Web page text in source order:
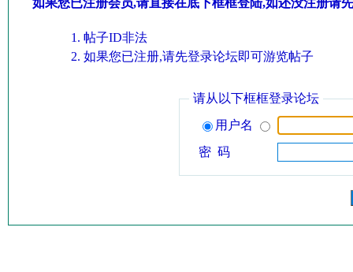
如果您已注册会员,请直接在底下框框登陆,如还没注册请
帖子ID非法
如果您已注册,请先登录论坛即可游览帖子
请从以下框框登录论坛
用户名
密 码